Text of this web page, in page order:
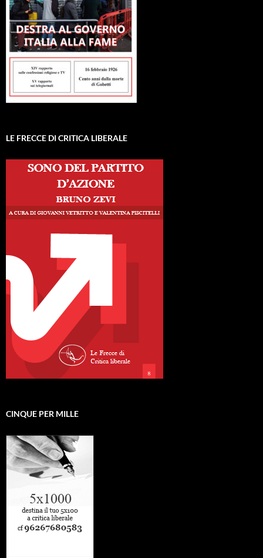
LE FRECCE DI CRITICA LIBERALE
CINQUE PER MILLE